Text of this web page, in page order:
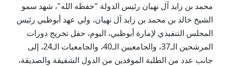
محمد بن زايد آل نهيان رئيس الدولة "حفظه الله"، شهد سمو
الشيخ خالد بن محمد بن زايد آل نهيان، ولي عهد أبوظبي رئيس
المجلس التنفيذي لإمارة أبوظبي، اليوم، حفل تخريج دورات
المرشحين الـ37، والجامعيين الـ40، والجامعيات الـ24، إلى
جانب عدد من الطلبة الموفدين من الدول الشقيقة والصديقة،